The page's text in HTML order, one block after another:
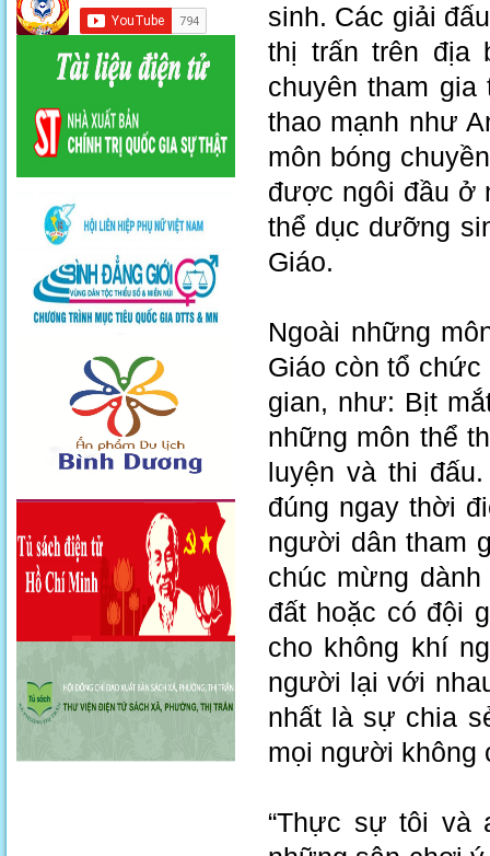
sinh. Các giải
thị trấn trên địa
chuyên tham
thao mạnh như
môn bóng
được ngôi đầu ở
thể dục dưỡng
Giáo.
Ngoài những
Giáo còn tổ
gian, như: Bịt
những môn thể
luyện và thi
đúng ngay thời
người dân tham
chúc mừng
đất hoặc có đội
cho không khí
người lại với
nhất là sự chia
mọi người không
“Thực sự tôi và